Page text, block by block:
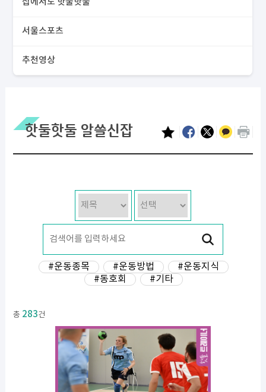
집에서도 핫둘핫둘
서울스포츠
추천영상
핫둘핫둘 알쓸신잡
#운동종목 #운동방법
#운동지식
#동호회
#기타
총 283건